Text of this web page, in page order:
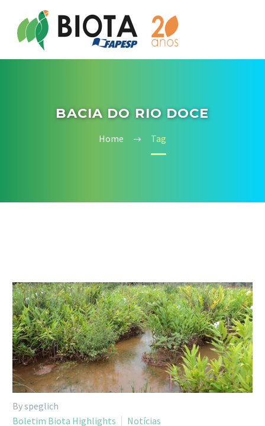
BACIA DO RIO DOCE
Home Tag
By speglich
Boletim Biota Highlights
Notícias